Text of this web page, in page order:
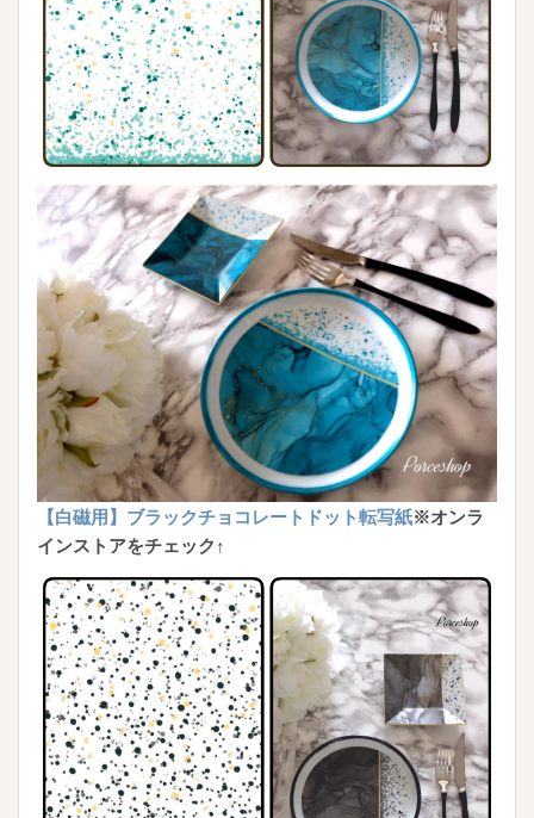
【白磁用】ブラックチョコレートドット転写紙※オンラ
インストアをチェック↑